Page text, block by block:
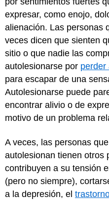
expresar, como enojo,
alienación. Las personas
veces dicen que sienten
sitio o que nadie las
autolesionarse por perder
para escapar de una
Autolesionarse puede
encontrar alivio o de
motivo de un problema
A veces, las personas
autolesionan tienen otros
contribuyen a su tensión
(pero no siempre),
a la depresión, el